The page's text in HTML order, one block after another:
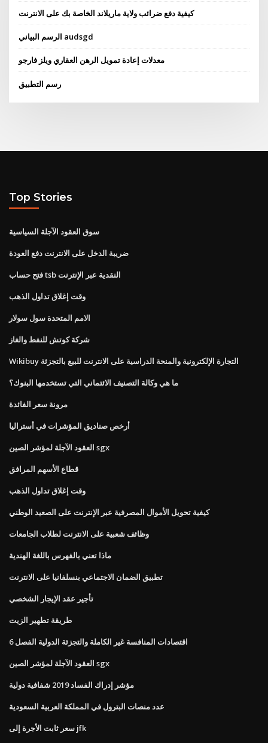
كيفية دفع ضرائب ولاية ماريلاند الخاصة بك على الانترنت
الرسم البياني audsgd
معدلات إعادة تمويل الرهن العقاري ويلز فارجو
رسم التطبيق
Top Stories
سوق العقود الآجلة السياسية
ضريبة الدخل على الانترنت دفع العودة
فتح حساب tsb النقدية عبر الإنترنت
وقت إغلاق تداول الذهب
الامم المتحدة سول سولار
شركة كوتش للنفط والغاز
Wikibuy التجارة الإلكترونية والمنحة الدراسية على الانترنت للبيع بالتجزئة
ما هي وكالة التصنيف الائتماني التي تستخدمها البنوك؟
مرونة سعر الفائدة
أرخص صناديق المؤشرات في أستراليا
العقود الآجلة لمؤشر الصين sgx
قطاع الأسهم المرافق
وقت إغلاق تداول الذهب
كيفية تحويل الأموال المصرفية عبر الإنترنت على الصعيد الوطني
وظائف شعبية على الانترنت لطلاب الجامعات
ماذا تعني بالفهرس باللغة الهندية
تطبيق الضمان الاجتماعي بنسلفانيا على الانترنت
تأجير عقد الإيجار الشخصي
طريقة تطهير الزيت
اقتصادات المنافسة غير الكاملة والتجزئة الدولية الفصل 6
العقود الآجلة لمؤشر الصين sgx
مؤشر إدراك الفساد 2019 شفافية دولية
عدد منصات البترول في المملكة العربية السعودية
سعر ثابت الأجرة إلى jfk